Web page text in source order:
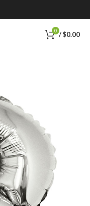
0 /$0.00